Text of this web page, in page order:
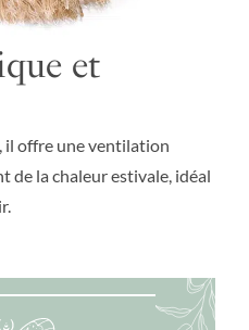
et
, il offre une ventilation
de la chaleur estivale, idéal